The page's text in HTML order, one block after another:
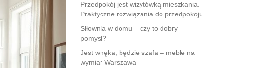
Przedpokój jest wizytówką mieszkania.
Praktyczne rozwiązania do przedpokoju
Siłownia w domu – czy to dobry
pomysł?
Jest wnęka, będzie szafa – meble na
wymiar Warszawa